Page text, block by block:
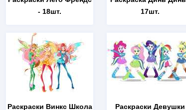
- 18шт.
Раскраски Винкс Школа
17шт.
Раскраски Девушки